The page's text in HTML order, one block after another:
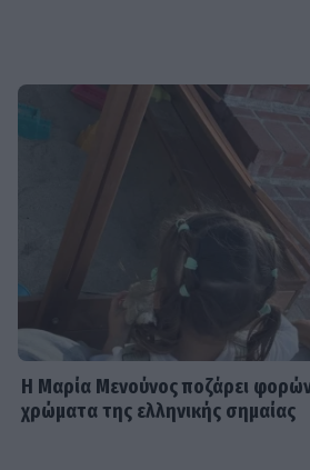
Η Μαρία Μενούνος ποζάρει
χρώματα της ελληνικής σημαίας